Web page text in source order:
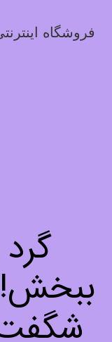
فروشگاه
شگفت